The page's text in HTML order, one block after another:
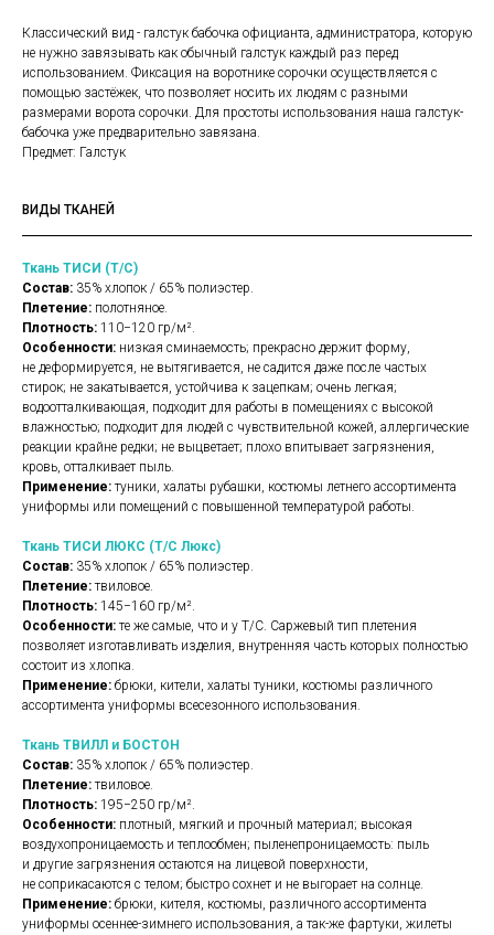
Классический вид - галстук бабочка официанта, администратора, которую
не нужно завязывать как обычный галстук каждый раз перед
использованием. Фиксация на воротнике сорочки осуществляется с
помощью застёжек, что позволяет носить их людям с разными
размерами ворота сорочки. Для простоты использования наша галстук-
бабочка уже предварительно завязана.
Предмет: Галстук
ВИДЫ ТКАНЕЙ
Ткань ТИСИ (Т/С)
Состав: 35% хлопок / 65% полиэстер.
Плетение: полотняное.
Плотность: 110−120 гр/м².
Особенности: низкая сминаемость; прекрасно держит форму,
не деформируется, не вытягивается, не садится даже после частых
стирок; не закатывается, устойчива к зацепкам; очень легкая;
водоотталкивающая, подходит для работы в помещениях с высокой
влажностью; подходит для людей с чувствительной кожей, аллергические
реакции крайне редки; не выцветает; плохо впитывает загрязнения,
кровь, отталкивает пыль.
Применение: туники, халаты рубашки, костюмы летнего ассортимента
униформы или помещений с повышенной температурой работы.
Ткань ТИСИ ЛЮКС (Т/С Люкс)
Состав: 35% хлопок / 65% полиэстер.
Плетение: твиловое.
Плотность: 145−160 гр/м².
Особенности: те же самые, что и у Т/С. Саржевый тип плетения
позволяет изготавливать изделия, внутренняя часть которых полностью
состоит из хлопка.
Применение: брюки, кители, халаты туники, костюмы различного
ассортимента униформы всесезонного использования.
Ткань ТВИЛЛ и БОСТОН
Состав: 35% хлопок / 65% полиэстер.
Плетение: твиловое.
Плотность: 195−250 гр/м².
Особенности: плотный, мягкий и прочный материал; высокая
воздухопроницаемость и теплообмен; пыленепроницаемость: пыль
и другие загрязнения остаются на лицевой поверхности,
не соприкасаются с телом; быстро сохнет и не выгорает на солнце.
Применение: брюки, кителя, костюмы, различного ассортимента
униформы осеннее-зимнего использования, а так-же фартуки, жилеты